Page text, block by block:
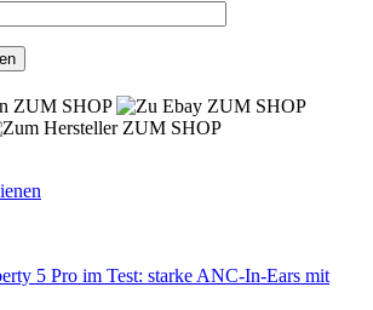
ZUM SHOP
ZUM SHOP
ZUM SHOP
5 Pro im Test: starke ANC-In-Ears mit